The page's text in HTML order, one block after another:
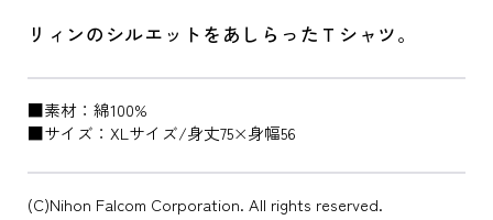
リィンのシルエットをあしらったＴシャツ。
■素材：綿100%
■サイズ：XLサイズ/身丈75×身幅56
(C)Nihon Falcom Corporation. All rights reserved.